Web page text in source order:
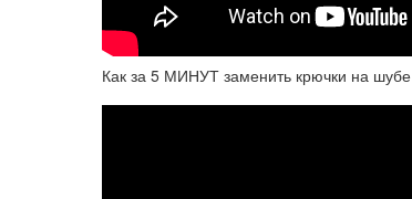
Как за 5 МИНУТ заменить крючки на шубе